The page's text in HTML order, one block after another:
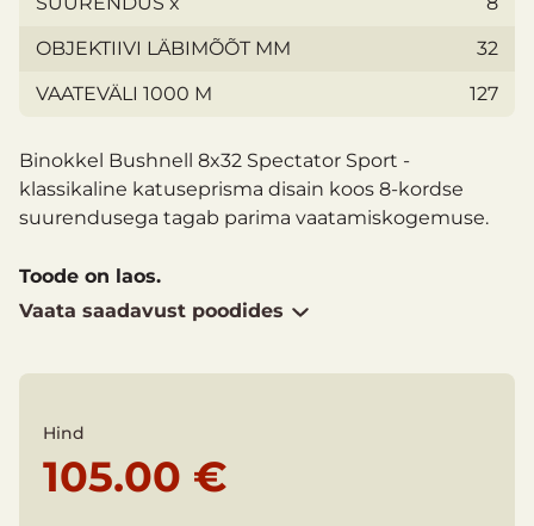
OBJEKTIIVI LÄBIMÕÕT MM
32
VAATEVÄLI 1000 M
127
Binokkel Bushnell 8x32 Spectator Sport -
klassikaline katuseprisma disain koos 8-kordse
suurendusega tagab parima vaatamiskogemuse.
Toode on laos.
Vaata saadavust poodides
Hind
105.00 €